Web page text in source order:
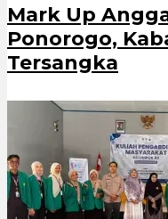
Mark Up
Ponorogo,
Tersangka